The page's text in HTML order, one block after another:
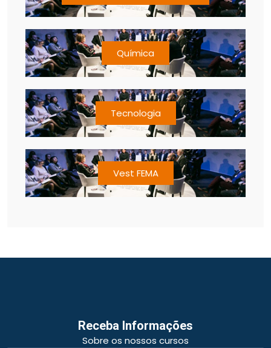
Química
Tecnologia
Vest FEMA
Receba Informações
Sobre os nossos cursos